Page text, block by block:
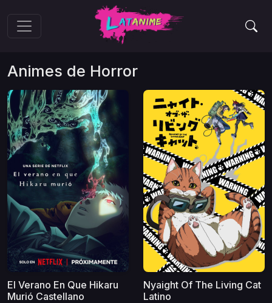
Animes de Horror
El Verano En Que Hikaru
Murió Castellano
Nyaight Of The Living Cat
Latino